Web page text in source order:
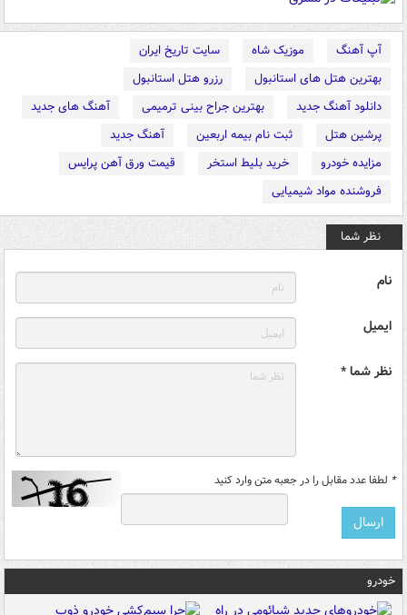
آپ آهنگ موزیک شاه
سایت تاریخ ایران
بهترین هتل های استانبول
رزرو هتل استانبول
دانلود آهنگ جدید
بهترین جراح بینی ترمیمی
آهنگ های جدید
پرشین هتل
ثبت نام بیمه اربعین
آهنگ جدید
مزایده خودرو
خرید بلیط استخر
قیمت ورق آهن پرایس
فروشنده مواد شیمیایی
نظر شما
نام
ایمیل
نظر شما *
* لطفا عدد مقابل را در جعبه متن وارد کنید
خودرو